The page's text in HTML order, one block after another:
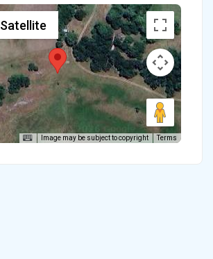
Satellite
Image may be subject to copyright Terms